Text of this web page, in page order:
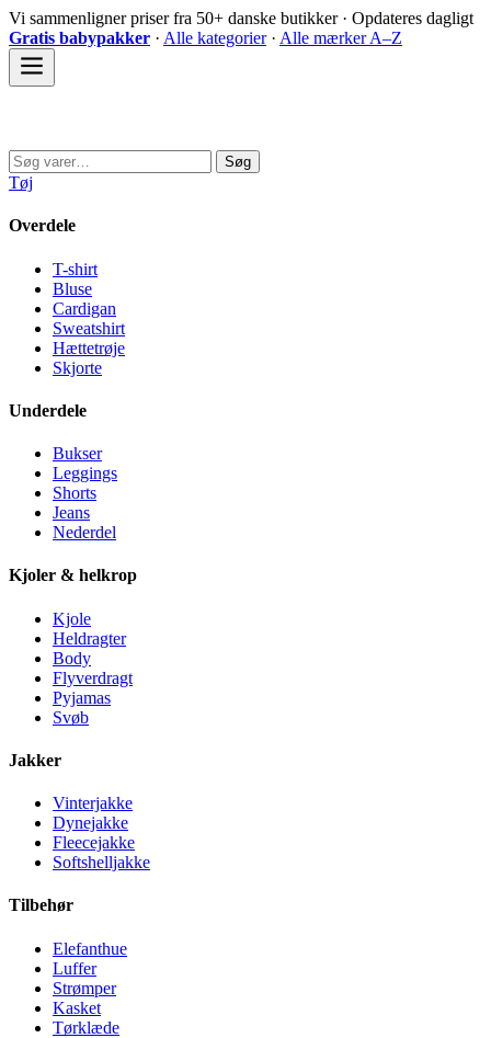
Spring
til
indhold
Vi sammenligner priser fra 50+ danske butikker · Opdateres dagligt
Gratis babypakker · Alle kategorier· Alle mærker A–Z
Søg
efter:
Søg
Tøj
Overdele
T-shirt
Bluse
Cardigan
Sweatshirt
Hættetrøje
Skjorte
Underdele
Bukser
Leggings
Shorts
Jeans
Nederdel
Kjoler & helkrop
Kjole
Heldragter
Body
Flyverdragt
Pyjamas
Svøb
Jakker
Vinterjakke
Dynejakke
Fleecejakke
Softshelljakke
Tilbehør
Elefanthue
Luffer
Strømper
Kasket
Tørklæde